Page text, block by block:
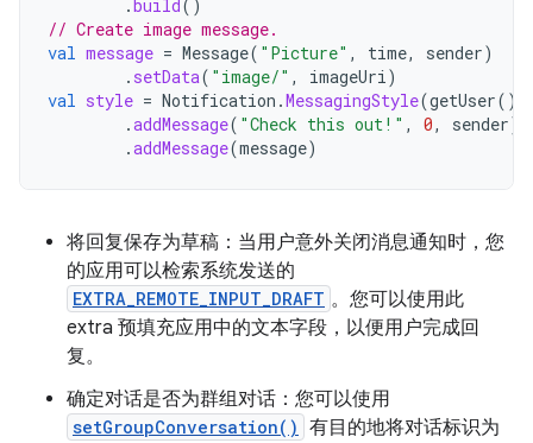
.build()
// Create image message.
val message = Message( "Picture" , time, sender)
. setData( "image/" , imageUri)
val style = Notification .MessagingStyle(getUser())
.addMessage( "Check this out!" , 0, sender)
.addMessage(message)
将回复保存为草稿：当用户意外关闭消息通知时，您
的应用可以检索系统发送的
EXTRA_REMOTE_INPUT_DRAFT 。您可以使用此
extra 预填充应用中的文本字段，以便用户完成回
复。
确定对话是否为群组对话：您可以使用
setGroupConversation() 有目的地将对话标识为